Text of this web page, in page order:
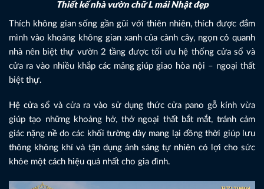
Thiết kế nhà vườn chữ L mái Nhật đẹp
Thích không gian sống gần gũi với thiên nhiên, thích được đắm
mình vào khoảng không gian xanh của cành cây, ngọn cỏ quanh
nhà nên biệt thự vườn 2 tầng được tối ưu hệ thống cửa sổ và
cửa ra vào nhiều khắp các mảng giúp giao hòa nội – ngoại thất
biệt thự.
Hệ cửa sổ và cửa ra vào sử dụng thức cửa pano gỗ kính vừa
giúp tạo những khoảng hở, thở ngoại thất bắt mắt, tránh cảm
giác nặng nề do các khối tường dày mang lại đồng thời giúp lưu
thông không khí và tận dụng ánh sáng tự nhiên có lợi cho sức
khỏe một cách hiệu quả nhất cho gia đình.